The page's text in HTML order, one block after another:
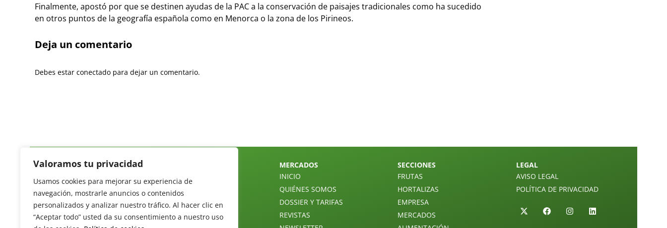
Valoramos tu privacidad
Usamos cookies para mejorar su experiencia de
navegación, mostrarle anuncios o contenidos
personalizados y analizar nuestro tráfico. Al hacer clic en
“Aceptar todo” usted da su consentimiento a nuestro uso
Finalmente, apostó por que se destinen ayudas de la PAC a la conservación de paisajes tradicionales como ha sucedido
en otros puntos de la geografía española como en Menorca o la zona de los Pirineos.
Deja un comentario
Debes estar conectado para dejar un comentario.
Revista del Sector Hortofrutícola
C/ Presidente Cárdenas nº 10.
41013 Sevilla. ESPAÑA
MERCADOS
INICIO
QUIÉNES SOMOS
DOSSIER Y TARIFAS
REVISTAS
SECCIONES
FRUTAS
HORTALIZAS
EMPRESA
MERCADOS
LEGAL
AVISO LEGAL
POLÍTICA DE PRIVACIDAD